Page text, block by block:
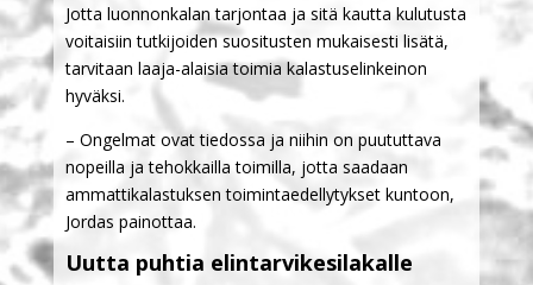
Jotta luonnonkalan tarjontaa ja sitä kautta kulutusta
voitaisiin tutkijoiden suositusten mukaisesti lisätä,
tarvitaan laaja-alaisia toimia kalastuselinkeinon
hyväksi.
– Ongelmat ovat tiedossa ja niihin on puututtava
nopeilla ja tehokkailla toimilla, jotta saadaan
ammattikalastuksen toimintaedellytykset kuntoon,
Jordas painottaa.
Uutta puhtia elintarvikesilakalle